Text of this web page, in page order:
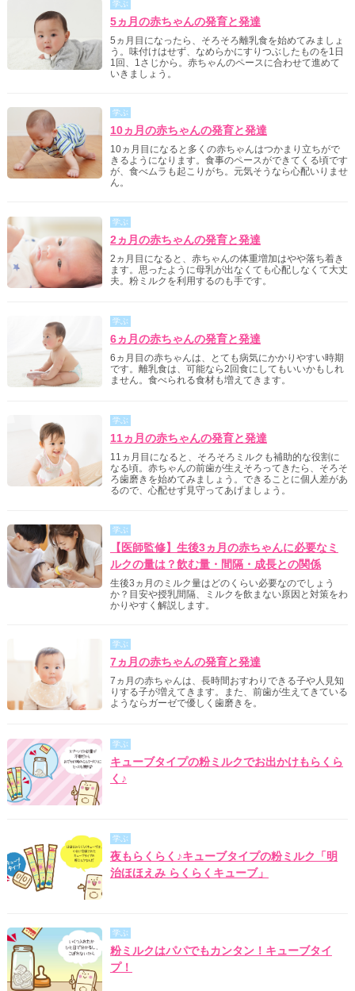
学ぶ
5ヵ月の赤ちゃんの発育と発達
5ヵ月目になったら、そろそろ離乳食を始めてみましょ
う。味付けはせず、なめらかにすりつぶしたものを1日
1回、1さじから。赤ちゃんのペースに合わせて進めて
いきましょう。
学ぶ
10ヵ月の赤ちゃんの発育と発達
10ヵ月目になると多くの赤ちゃんはつかまり立ちがで
きるようになります。食事のペースができてくる頃です
が、食べムラも起こりがち。元気そうなら心配いりませ
ん。
学ぶ
2ヵ月の赤ちゃんの発育と発達
2ヵ月目になると、赤ちゃんの体重増加はやや落ち着き
ます。思ったように母乳が出なくても心配しなくて大丈
夫。粉ミルクを利用するのも手です。
学ぶ
6ヵ月の赤ちゃんの発育と発達
6ヵ月目の赤ちゃんは、とても病気にかかりやすい時期
です。離乳食は、可能なら2回食にしてもいいかもしれ
ません。食べられる食材も増えてきます。
学ぶ
11ヵ月の赤ちゃんの発育と発達
11ヵ月目になると、そろそろミルクも補助的な役割に
なる頃。赤ちゃんの前歯が生えそろってきたら、そろそ
ろ歯磨きを始めてみましょう。できることに個人差があ
るので、心配せず見守ってあげましょう。
学ぶ
【医師監修】生後3ヵ月の赤ちゃんに必要なミ
ルクの量は？飲む量・間隔・成長との関係
生後3ヵ月のミルク量はどのくらい必要なのでしょう
か？目安や授乳間隔、ミルクを飲まない原因と対策をわ
かりやすく解説します。
学ぶ
7ヵ月の赤ちゃんの発育と発達
7ヵ月の赤ちゃんは、長時間おすわりできる子や人見知
りする子が増えてきます。また、前歯が生えてきている
ようならガーゼで優しく歯磨きを。
学ぶ
キューブタイプの粉ミルクでお出かけもらくら
く♪
学ぶ
夜もらくらく♪キューブタイプの粉ミルク「明
治ほほえみ らくらくキューブ」
学ぶ
粉ミルクはパパでもカンタン！キューブタイ
プ！